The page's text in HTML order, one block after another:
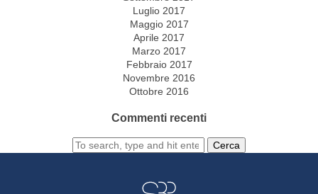
Luglio 2017
Maggio 2017
Aprile 2017
Marzo 2017
Febbraio 2017
Novembre 2016
Ottobre 2016
Commenti recenti
Cerca